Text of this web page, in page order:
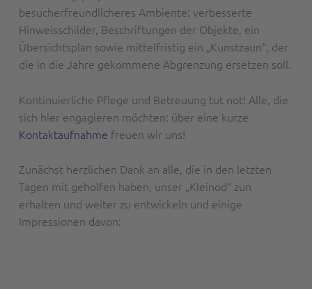
besucherfreundlicheres Ambiente: verbesserte
Hinweisschilder, Beschriftungen der Objekte, ein
Übersichtsplan sowie mittelfristig ein „Kunstzaun“, der
die in die Jahre gekommene Abgrenzung ersetzen soll.
Kontinuierliche Pflege und Betreuung tut not! Alle, die
sich hier engagieren möchten: über eine kurze
Kontaktaufnahme freuen wir uns!
Zunächst herzlichen Dank an alle, die in den letzten
Tagen mit geholfen haben, unser „Kleinod“ zun
erhalten und weiter zu entwickeln und einige
Impressionen davon: